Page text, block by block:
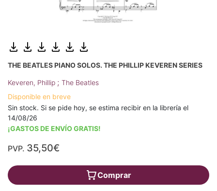
THE BEATLES PIANO SOLOS. THE PHILLIP KEVEREN SERIES
Keveren, Phillip ; The Beatles
Disponible en breve
Sin stock. Si se pide hoy, se estima recibir en la librería el
14/08/26
¡GASTOS DE ENVÍO GRATIS!
PVP. 35,50€
Comprar